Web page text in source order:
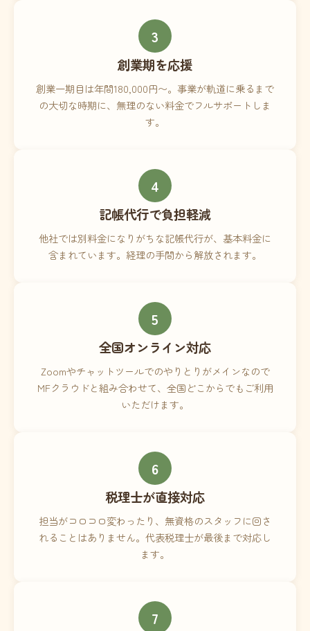
3
創業期を応援
創業一期目は年間180,000円〜。事業が軌道に乗るまで
の大切な時期に、無理のない料金でフルサポートしま
す。
4
記帳代行で負担軽減
他社では別料金になりがちな記帳代行が、基本料金に
含まれています。経理の手間から解放されます。
5
全国オンライン対応
Zoomやチャットツールでのやりとりがメインなので
MFクラウドと組み合わせて、全国どこからでもご利用
いただけます。
6
税理士が直接対応
担当がコロコロ変わったり、無資格のスタッフに回さ
れることはありません。代表税理士が最後まで対応し
ます。
7